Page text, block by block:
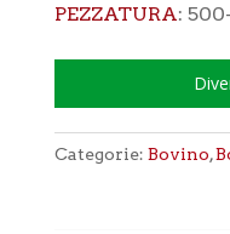
PEZZATURA:
Categorie: Bovino,